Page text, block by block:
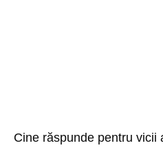
Cine răspunde pentru vicii